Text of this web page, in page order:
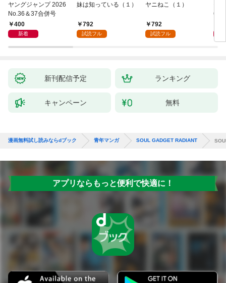
ヤングジャンプ 2026
No.36＆37合併号
400
新着
妹は知っている（１）
792
試読フル
ヤニねこ（１）
792
試読フル
6・
新刊配信予定 ランキング
キャンペーン 無料
漫画無料試し読みならdブック 青年マンガ SOUL GADGET RADIANT
アプリならもっと便利で快適に！